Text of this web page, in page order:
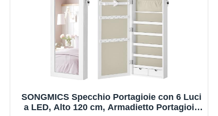
SONGMICS Specchio Portagioie con 6 Luci
a LED, Alto 120 cm, Armadietto Portagioie